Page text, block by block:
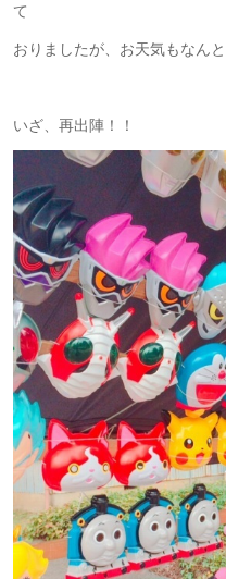
て
おりましたが、お天気もなん
いざ、再出陣！！